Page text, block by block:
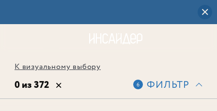
К визуальному выбору
0 из 372 6 ФИЛЬТР